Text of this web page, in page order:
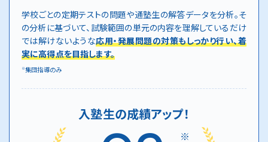
学校ごとの定期テストの問題や通塾生の解答データを分析。そ
の分析に基づいて、試験範囲の単元の内容を理解しているだけ
では解けないような応用・発展問題の対策もしっかり行い、着
実に高得点を目指します。
※集団指導のみ
入塾生の成績アップ！
※